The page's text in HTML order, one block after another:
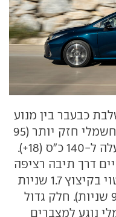
כבעבר בין מנוע
1.8 ליטר בנזין (98 כ"ס) למנוע חשמלי חזק יותר (95
דרך תיבה רציפה
כשתוספת הכוח באה לידי ביטוי בקיצוץ 1.7 שניות
מנתון הזינוק ל-100 קמ"ש (9.3 שניות). חלק גדול
נוגע למצברים